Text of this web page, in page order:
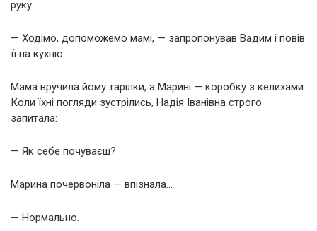
руку.
— Ходімо, допоможемо мамі, — запропонував Вадим і повів
її на кухню.
Мама вручила йому тарілки, а Марині — коробку з келихами.
Коли їхні погляди зустрілись, Надія Іванівна строго
запитала:
— Як себе почуваєш?
Марина почервоніла — впізнала…
— Нормально.